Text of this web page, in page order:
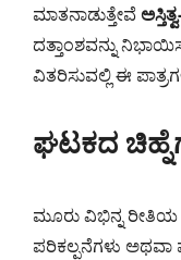
ಮಾತನಾಡುತ್ತೇವೆ
ದತ್ತಾಂಶವನ್ನು
ವಿತರಿಸುವಲ್ಲಿ ಈ
ಘಟಕದ
ಮೂರು ವಿಭಿನ್ನ ರೀತಿಯ
ಪರಿಕಲ್ಪನೆಗಳು ಅಥವಾ